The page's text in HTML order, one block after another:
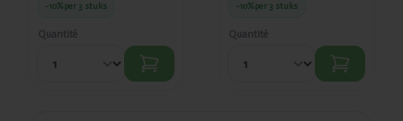
-10%per 3 stuks
Quantité
-10%per 3 stuks
Quantité